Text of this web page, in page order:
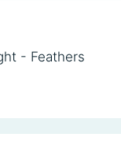
- Feathers